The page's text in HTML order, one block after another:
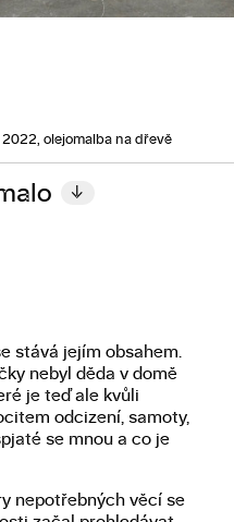
↓
olejomalba na dřevě
stává jejím obsahem.
nebyl děda v domě
je teď ale kvůli
odcizení, samoty,
se mnou a co je
nepotřebných věcí se